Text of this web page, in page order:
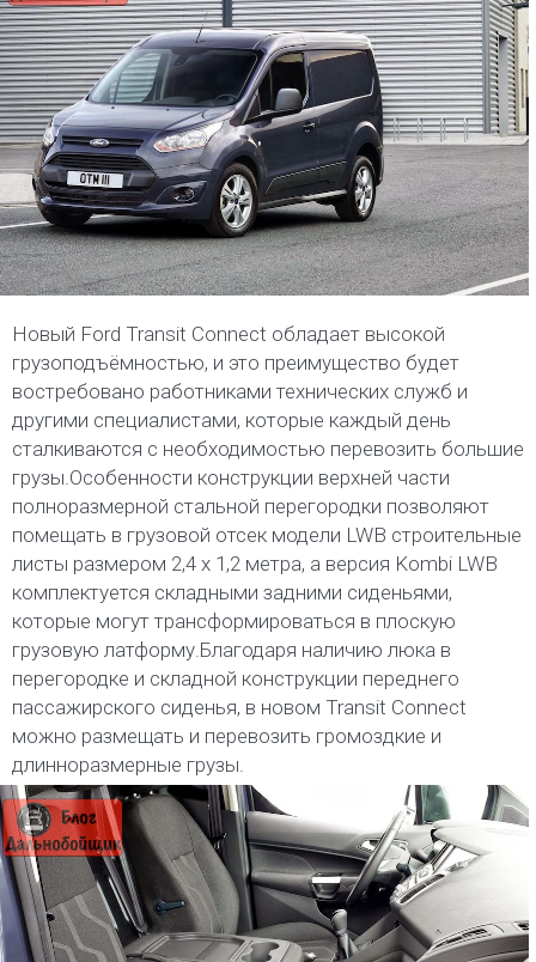
Новый Ford Transit Connect обладает высокой
грузоподъёмностью, и это преимущество будет
востребовано работниками технических служб и
другими специалистами, которые каждый день
сталкиваются с необходимостью перевозить большие
грузы.Особенности конструкции верхней части
полноразмерной стальной перегородки позволяют
помещать в грузовой отсек модели LWB строительные
листы размером 2,4 х 1,2 метра, а версия Kombi LWB
комплектуется складными задними сиденьями,
которые могут трансформироваться в плоскую
грузовую латформу.Благодаря наличию люка в
перегородке и складной конструкции переднего
пассажирского сиденья, в новом Transit Connect
можно размещать и перевозить громоздкие и
длинноразмерные грузы.